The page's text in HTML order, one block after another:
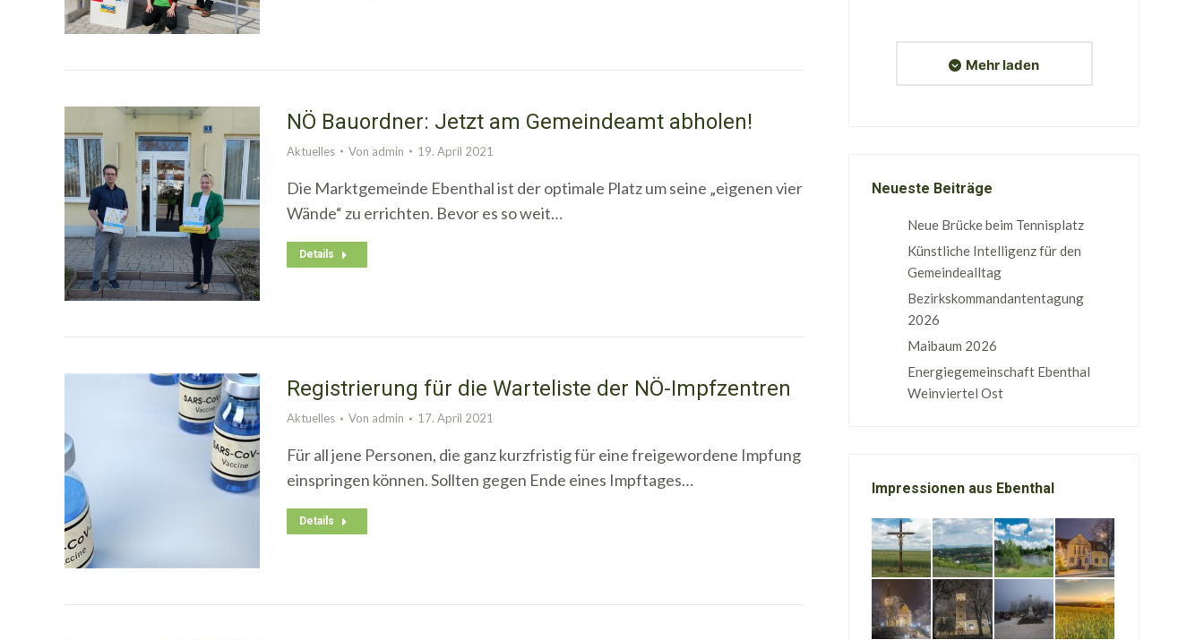
NÖ Bauordner: Jetzt am Gemeindeamt abholen!
Aktuelles Von admin 19. April 2021
Die Marktgemeinde Ebenthal ist der optimale Platz um seine „eigenen vier
Wände“ zu errichten. Bevor es so weit…
Details
Registrierung für die Warteliste der NÖ-Impfzentren
Aktuelles Von admin 17. April 2021
Für all jene Personen, die ganz kurzfristig für eine freigewordene Impfung
einspringen können. Sollten gegen Ende eines Impftages…
Details
Mehr laden
Neueste Beiträge
Neue Brücke beim Tennisplatz
Künstliche Intelligenz für den
Gemeindealltag
Bezirkskommandantentagung
2026
Maibaum 2026
Energiegemeinschaft Ebenthal
Weinviertel Ost
Impressionen aus Ebenthal